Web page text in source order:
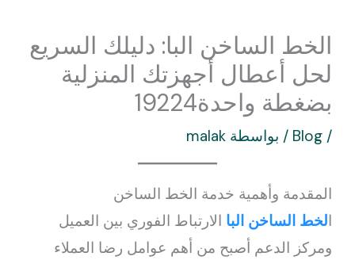
الخط الساخن البا: دليلك السريع
لحل أعطال أجهزتك المنزلية
بضغطة واحدة19224
/
Blog / بواسطة malak
المقدمة وأهمية خدمة الخط الساخن
الخط الساخن البا الارتباط الفوري بين العميل
ومركز الدعم أصبح من أهم عوامل رضا العملاء